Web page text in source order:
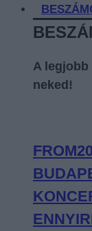
A
neked!